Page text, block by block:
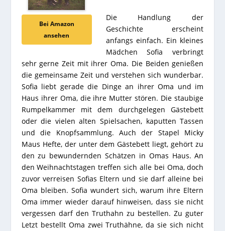
Bei Amazon
ansehen
Die Handlung der
Geschichte erscheint
anfangs einfach. Ein kleines
Mädchen Sofia verbringt
sehr gerne Zeit mit ihrer Oma. Die Beiden genießen
die gemeinsame Zeit und verstehen sich wunderbar.
Sofia liebt gerade die Dinge an ihrer Oma und im
Haus ihrer Oma, die ihre Mutter stören. Die staubige
Rumpelkammer mit dem durchgelegen Gästebett
oder die vielen alten Spielsachen, kaputten Tassen
und die Knopfsammlung. Auch der Stapel Micky
Maus Hefte, der unter dem Gästebett liegt, gehört zu
den zu bewundernden Schätzen in Omas Haus. An
den Weihnachtstagen treffen sich alle bei Oma, doch
zuvor verreisen Sofias Eltern und sie darf alleine bei
Oma bleiben. Sofia wundert sich, warum ihre Eltern
Oma immer wieder darauf hinweisen, dass sie nicht
vergessen darf den Truthahn zu bestellen. Zu guter
Letzt bestellt Oma zwei Truthähne, da sie sich nicht